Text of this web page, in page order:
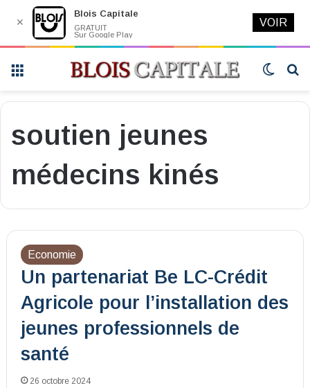
Switch
soutien jeunes
médecins kinés
Economie
Un partenariat Be LC-Crédit
Agricole pour l’installation des
jeunes professionnels de
santé
26 octobre 2024
✕
Blois Capitale
GRATUIT
Sur Google Play
VOIR